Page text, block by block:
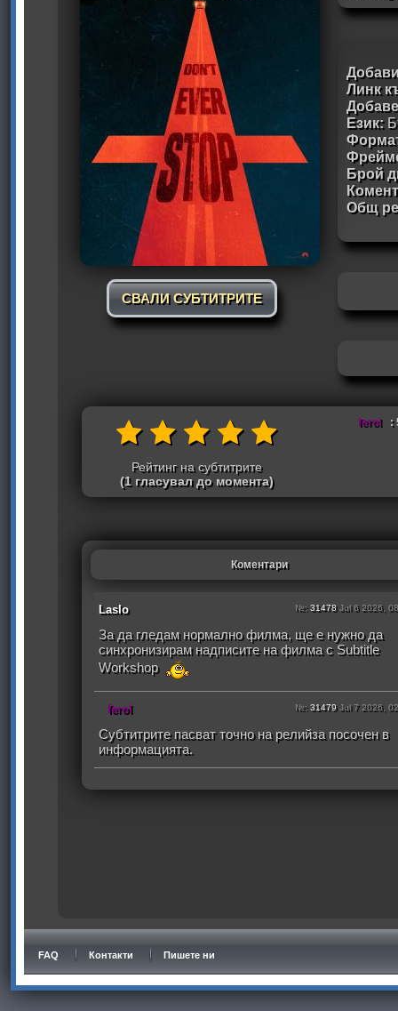
СВАЛИ СУБТИТРИТЕ
Линк
Език:
Брой
Общ
Рейтинг на субтитрите
(1 гласувал до момента)
ferol :
Коментари
Laslo №:31478Jul 6 2026,
За да гледам нормално филма, ще е нужно да
синхронизирам надписите на филма с Subtitle
Workshop
ferol №:31479Jul 7 2026,
Субтитрите пасват точно на релийза посочен в
информацията.
FAQ Контакти Пишете ни